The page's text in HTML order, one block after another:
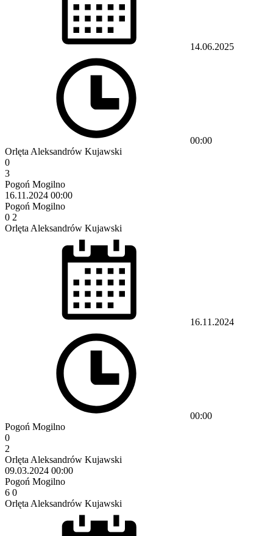
14.06.2025
00:00
Orlęta Aleksandrów Kujawski
0
3
Pogoń Mogilno
16.11.2024 00:00
Pogoń Mogilno
0 2
Orlęta Aleksandrów Kujawski
16.11.2024
00:00
Pogoń Mogilno
0
2
Orlęta Aleksandrów Kujawski
09.03.2024 00:00
Pogoń Mogilno
6 0
Orlęta Aleksandrów Kujawski